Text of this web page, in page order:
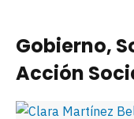
Gobierno,
Acción